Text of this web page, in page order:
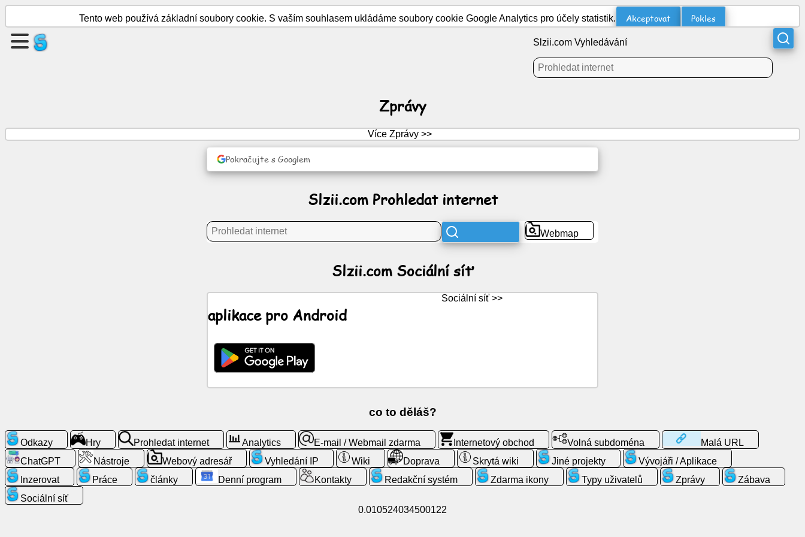
Vytvořte
Kontakty
Hry
Prohledat
internet
Tento web používá základní soubory cookie. S vaším souhlasem ukládáme soubory cookie Google Analytics pro účely statistik. Akceptovat Pokles
Slzii.com Vyhledávání
Zprávy
Více Zprávy >>
Pokračujte s Googlem
Slzii.com Prohledat internet
Webmap
Slzii.com Sociální síť
aplikace pro Android
Sociální síť >>
co to děláš?
Odkazy Hry Prohledat internet Analytics E-mail / Webmail zdarma Internetový obchod Volná subdoména
Malá URL
ChatGPT
Nástroje Webový adresář Vyhledání IP Wiki Doprava Skrytá wiki Jiné projekty
Vývojáři / Aplikace
Inzerovat
Práce články Denní program Kontakty Redakční systém Zdarma ikony Typy uživatelů Zprávy
Zábava
Sociální síť
0.010524034500122